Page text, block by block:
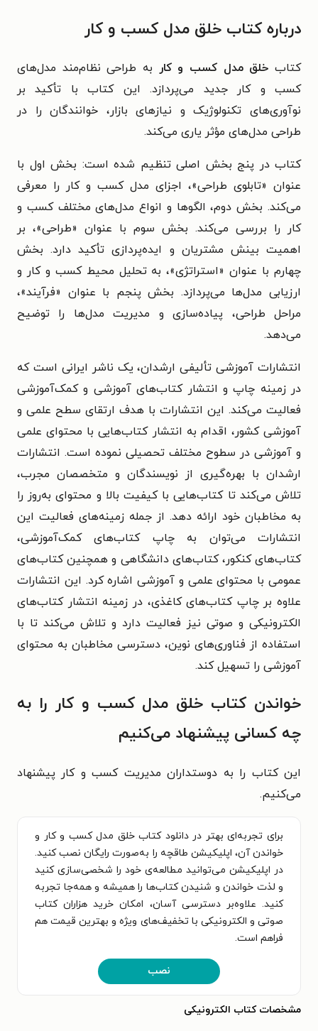
درباره کتاب خلق مدل کسب و کار
کتاب خلق مدل کسب و کار به طراحی نظام‌مند مدل‌های
کسب و کار جدید می‌پردازد. این کتاب با تأکید بر
نوآوری‌های تکنولوژیک و نیازهای بازار، خوانندگان را در
طراحی مدل‌های مؤثر یاری می‌کند.
کتاب در پنج بخش اصلی تنظیم شده است: بخش اول با
عنوان «تابلوی طراحی»، اجزای مدل کسب و کار را معرفی
می‌کند. بخش دوم، الگوها و انواع مدل‌های مختلف کسب و
کار را بررسی می‌کند. بخش سوم با عنوان «طراحی»، بر
اهمیت بینش مشتریان و ایده‌پردازی تأکید دارد. بخش
چهارم با عنوان «استراتژی»، به تحلیل محیط کسب و کار و
ارزیابی مدل‌ها می‌پردازد. بخش پنجم با عنوان «فرآیند»،
مراحل طراحی، پیاده‌سازی و مدیریت مدل‌ها را توضیح
می‌دهد.
انتشارات آموزشی تألیفی ارشدان، یک ناشر ایرانی است که
در زمینه چاپ و انتشار کتاب‌های آموزشی و کمک‌آموزشی
فعالیت می‌کند. این انتشارات با هدف ارتقای سطح علمی و
آموزشی کشور، اقدام به انتشار کتاب‌هایی با محتوای علمی
و آموزشی در سطوح مختلف تحصیلی نموده است. انتشارات
ارشدان با بهره‌گیری از نویسندگان و متخصصان مجرب،
تلاش می‌کند تا کتاب‌هایی با کیفیت بالا و محتوای به‌روز را
به مخاطبان خود ارائه دهد. از جمله زمینه‌های فعالیت این
انتشارات می‌توان به چاپ کتاب‌های کمک‌آموزشی،
کتاب‌های کنکور، کتاب‌های دانشگاهی و همچنین کتاب‌های
عمومی با محتوای علمی و آموزشی اشاره کرد. این انتشارات
علاوه بر چاپ کتاب‌های کاغذی، در زمینه انتشار کتاب‌های
الکترونیکی و صوتی نیز فعالیت دارد و تلاش می‌کند تا با
استفاده از فناوری‌های نوین، دسترسی مخاطبان به محتوای
آموزشی را تسهیل کند.
خواندن کتاب خلق مدل کسب و کار را به
چه کسانی پیشنهاد می‌کنیم
این کتاب را به دوستداران مدیریت کسب و کار پیشنهاد
می‌کنیم.
برای تجربه‌ای بهتر در دانلود کتاب خلق مدل کسب و کار و
خواندن آن، اپلیکیشن طاقچه را به‌صورت رایگان نصب کنید.
در اپلیکیشن می‌توانید مطالعه‌ی خود را شخصی‌سازی کنید
و لذت خواندن و شنیدن کتاب‌ها را همیشه و همه‌جا تجربه
کنید. علاوه‌بر دسترسی آسان، امکان خرید هزاران کتاب
صوتی و الکترونیکی با تخفیف‌های ویژه و بهترین قیمت هم
فراهم است.
نصب
مشخصات کتاب الکترونیکی